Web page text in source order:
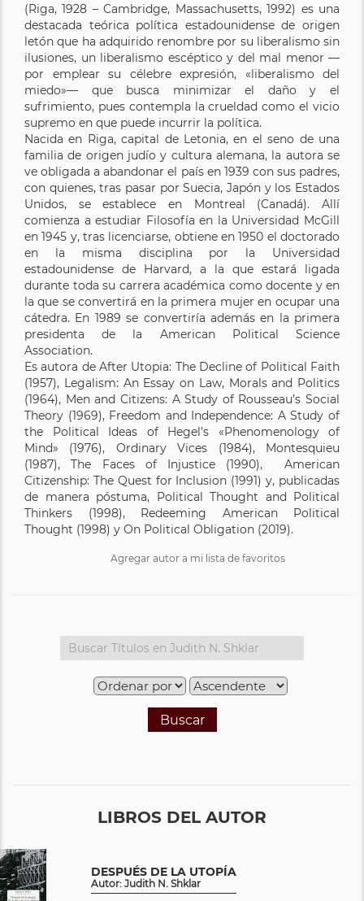
(Riga, 1928 – Cambridge, Massachusetts, 1992) es una
destacada teórica política estadounidense de origen
letón que ha adquirido renombre por su liberalismo sin
ilusiones, un liberalismo escéptico y del mal menor —
por emplear su célebre expresión, «liberalismo del
miedo»— que busca minimizar el daño y el
sufrimiento, pues contempla la crueldad como el vicio
supremo en que puede incurrir la política.
Nacida en Riga, capital de Letonia, en el seno de una
familia de origen judío y cultura alemana, la autora se
ve obligada a abandonar el país en 1939 con sus padres,
con quienes, tras pasar por Suecia, Japón y los Estados
Unidos, se establece en Montreal (Canadá). Allí
comienza a estudiar Filosofía en la Universidad McGill
en 1945 y, tras licenciarse, obtiene en 1950 el doctorado
en la misma disciplina por la Universidad
estadounidense de Harvard, a la que estará ligada
durante toda su carrera académica como docente y en
la que se convertirá en la primera mujer en ocupar una
cátedra. En 1989 se convertiría además en la primera
presidenta de la American Political Science
Association.
Es autora de After Utopia: The Decline of Political Faith
(1957), Legalism: An Essay on Law, Morals and Politics
(1964), Men and Citizens: A Study of Rousseau’s Social
Theory (1969), Freedom and Independence: A Study of
the Political Ideas of Hegel’s «Phenomenology of
Mind» (1976), Ordinary Vices (1984), Montesquieu
(1987), The Faces of Injustice (1990), American
Citizenship: The Quest for Inclusion (1991) y, publicadas
de manera póstuma, Political Thought and Political
Thinkers (1998), Redeeming American Political
Thought (1998) y On Political Obligation (2019).
Agregar autor a mi lista de favoritos
Buscar
LIBROS DEL AUTOR
DESPUÉS DE LA UTOPÍA
Autor: Judith N. Shklar